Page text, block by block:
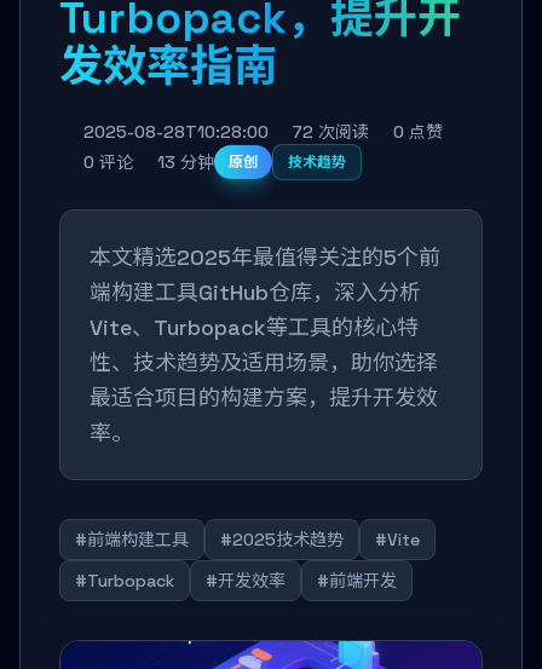
Turbopack，提升开
发效率指南
2025-08-28T10:28:00 72 次阅读
0 点赞
0 评论
13 分钟 原创 技术趋势
本文精选2025年最值得关注的5个前
端构建工具GitHub仓库，深入分析
Vite、Turbopack等工具的核心特
性、技术趋势及适用场景，助你选择
最适合项目的构建方案，提升开发效
率。
#前端构建工具 #2025技术趋势
#Vite
#Turbopack
#开发效率 #前端开发